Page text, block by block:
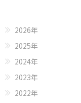
2026年
2025年
2024年
2023年
2022年